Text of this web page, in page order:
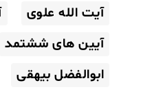
آیت الله علوی
آیین های ششتمد
ابوالفضل بیهقی